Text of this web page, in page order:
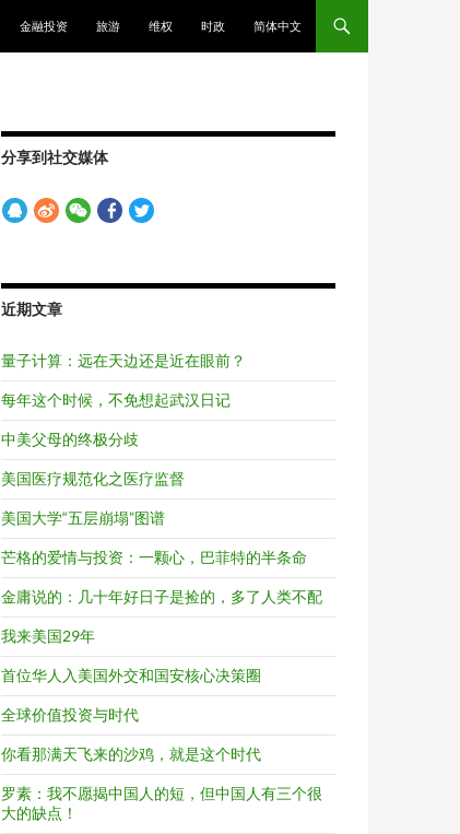
金融投资 旅游 维权 时政 简体中文
分享到社交媒体
近期文章
量子计算：远在天边还是近在眼前？
每年这个时候，不免想起武汉日记
中美父母的终极分歧
美国医疗规范化之医疗监督
美国大学“五层崩塌”图谱
芒格的爱情与投资：一颗心，巴菲特的半条命
金庸说的：几十年好日子是捡的，多了人类不配
我来美国29年
首位华人入美国外交和国安核心决策圈
全球价值投资与时代
你看那满天飞来的沙鸡，就是这个时代
罗素：我不愿揭中国人的短，但中国人有三个很
大的缺点！